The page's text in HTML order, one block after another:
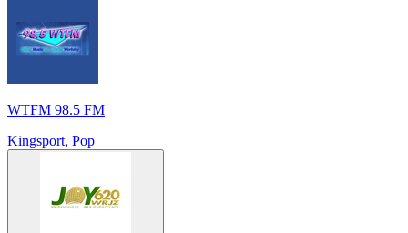
WTFM 98.5 FM
Kingsport, Pop